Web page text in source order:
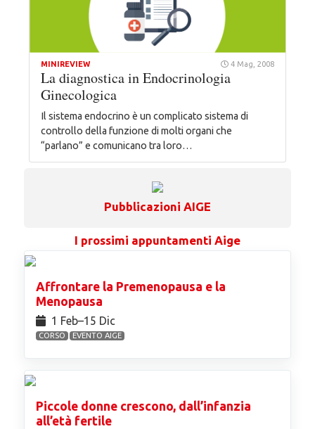
MINIREVIEW 4 Mag, 2008
La diagnostica in Endocrinologia
Ginecologica
Il sistema endocrino è un complicato sistema di
controllo della funzione di molti organi che
“parlano” e comunicano tra loro…
Pubblicazioni AIGE
I prossimi appuntamenti Aige
Affrontare la Premenopausa e la
Menopausa
1 Feb⁠–15 Dic
CORSO EVENTO AIGE
Piccole donne crescono, dall’infanzia
all’età fertile